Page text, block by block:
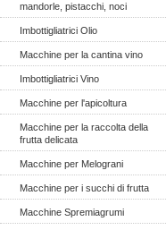
mandorle, pistacchi, noci
Imbottigliatrici Olio
Macchine per la cantina vino
Imbottigliatrici Vino
Macchine per l'apicoltura
Macchine per la raccolta della
frutta delicata
Macchine per Melograni
Macchine per i succhi di frutta
Macchine Spremiagrumi